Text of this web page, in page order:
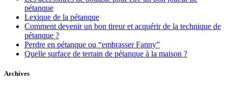
pétanque
Lexique de la pétanque
Comment devenir un bon tireur et acquérir de la technique de
pétanque ?
Perdre en pétanque ou “embrasser Fanny”
Quelle surface de terrain de pétanque à la maison ?
Archives